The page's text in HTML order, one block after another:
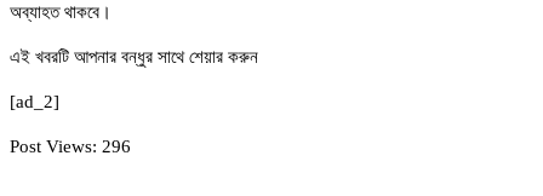
অব্যাহত থাকবে।
এই খবরটি আপনার বন্ধুর সাথে শেয়ার করুন
[ad_2]
Post Views: 296